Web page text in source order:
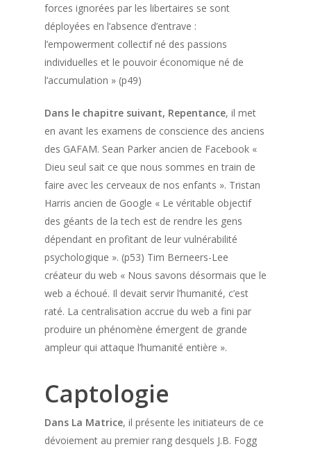
forces ignorées par les libertaires se sont
déployées en l’absence d’entrave :
l’empowerment collectif né des passions
individuelles et le pouvoir économique né de
l’accumulation » (p49)
Dans le chapitre suivant, Repentance, il met
en avant les examens de conscience des anciens
des GAFAM. Sean Parker ancien de Facebook «
Dieu seul sait ce que nous sommes en train de
faire avec les cerveaux de nos enfants ». Tristan
Harris ancien de Google « Le véritable objectif
des géants de la tech est de rendre les gens
dépendant en profitant de leur vulnérabilité
psychologique ». (p53) Tim Berneers-Lee
créateur du web « Nous savons désormais que le
web a échoué. Il devait servir l’humanité, c’est
raté. La centralisation accrue du web a fini par
produire un phénomène émergent de grande
ampleur qui attaque l’humanité entière ».
Captologie
Dans La Matrice, il présente les initiateurs de ce
dévoiement au premier rang desquels J.B. Fogg